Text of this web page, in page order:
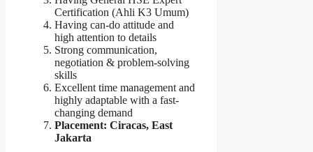
Certification (Ahli K3 Umum)
Having can-do attitude and
high attention to details
Strong communication,
negotiation & problem-solving
skills
Excellent time management and
highly adaptable with a fast-
changing demand
Placement: Ciracas, East
Jakarta